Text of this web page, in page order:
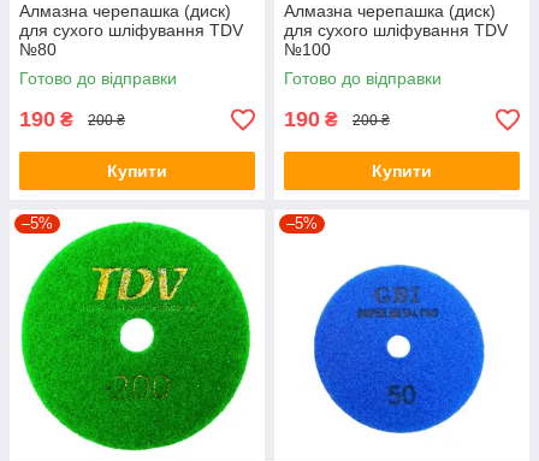
Алмазна черепашка (диск)
для сухого шліфування TDV
№80
Готово до відправки
190 ₴ 200 ₴
Купити
Алмазна черепашка (диск)
для сухого шліфування TDV
№100
Готово до відправки
190 ₴ 200 ₴
Купити
–5% –5%